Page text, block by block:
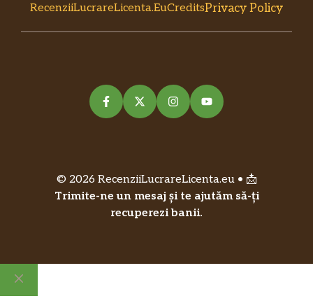
RecenziiLucrareLicenta.euCreditsPrivacy Policy
© 2026 RecenziiLucrareLicenta.eu • 📩
Trimite-ne un mesaj și te ajutăm să-ți
recuperezi banii.
Close